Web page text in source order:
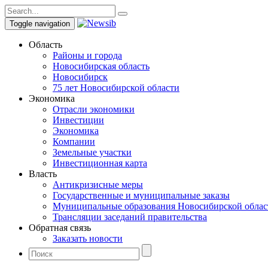
Toggle navigation
Область
Районы и города
Новосибирская область
Новосибирск
75 лет Новосибирской области
Экономика
Отрасли экономики
Инвестиции
Экономика
Компании
Земельные участки
Инвестиционная карта
Власть
Антикризисные меры
Государственные и муниципальные заказы
Муниципальные образования Новосибирской
Трансляции заседаний правительства
Обратная связь
Заказать новости